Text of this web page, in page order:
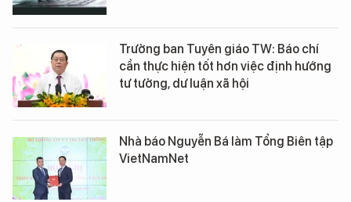
Trưởng ban Tuyên giáo TW: Báo chí
cần thực hiện tốt hơn việc định hướng
tư tưởng, dư luận xã hội
Nhà báo Nguyễn Bá làm Tổng Biên tập
VietNamNet